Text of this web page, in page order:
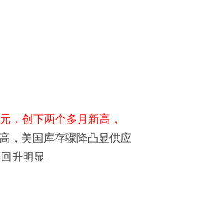
，创下两个多月新高，
，美国库存骤降凸显供应
升明显